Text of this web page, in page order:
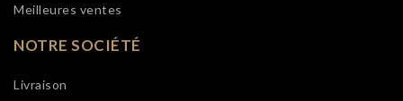
Meilleures ventes
NOTRE SOCIÉTÉ
Livraison